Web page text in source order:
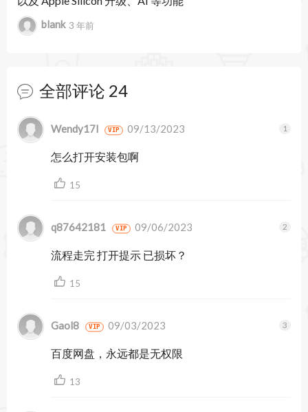
到文本语言包支持 14 种语言的视频字幕制作。
按颜色显示或隐藏标记
展工作。例如，如果您为不同的工作流选择了不同
的颜色，则可以使用“标记”面板中的复选框来显示
或隐藏类别。
环回放，而不是从最近的编辑点开始。
重新混合的进度指示器
“重新混合”可智能调整歌曲时间，使音乐和视频相
匹配。在对音频剪辑应用“重新混合”时，新的进度
指示器会显示“重新混合”正在分析剪辑。
blank 3 年前
全部评论 24
暂无跟帖
Wendy17l VIP 09/13/2023
怎么打开安装包啊
15
q87642181 VIP 09/06/2023
流程走完 打开提示 已损坏？
15
Gaol8 VIP 09/03/2023
百度网盘，永远都是无权限
13